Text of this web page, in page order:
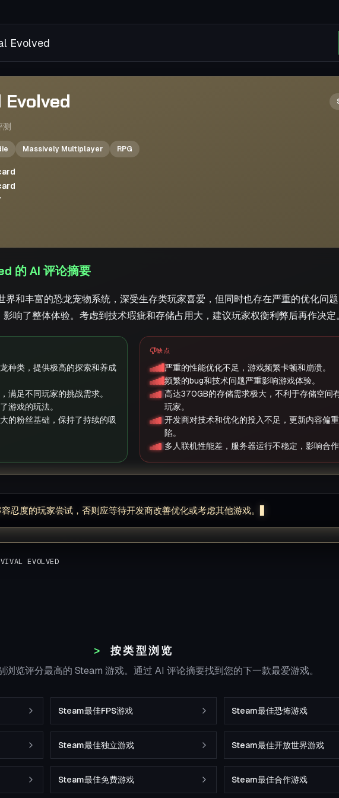
Evolved
测
Massively Multiplayer RPG
的 AI 评论摘要
界和丰富的恐龙宠物系统，深受生存类玩家喜爱，但同时也存在严重的优化问
响了整体体验。考虑到技术瑕疵和存储占用大，建议玩家权衡利弊后再作决定
种类，提供极高的探索和养成
满足不同玩家的挑战需求。
游戏的玩法。
的粉丝基础，保持了持续的吸
缺点
严重的性能优化不足，游戏频繁卡顿和崩溃。
频繁的bug和技术问题严重影响游戏体验。
高达370GB的存储需求极大，不利于存储空间
玩家。
开发商对技术和优化的投入不足，更新内容偏
陷。
多人联机性能差，服务器运行不稳定，影响合作
忍度的玩家尝试，否则应等待开发商改善优化或考虑其他游戏。
EVOLVED
按类型浏览
浏览评分最高的 Steam 游戏。通过 AI 评论摘要找到您的下一款最爱游戏。
Steam最佳FPS游戏 Steam最佳恐怖游戏
Steam最佳独立游戏 Steam最佳开放世界游戏
Steam最佳免费游戏 Steam最佳合作游戏